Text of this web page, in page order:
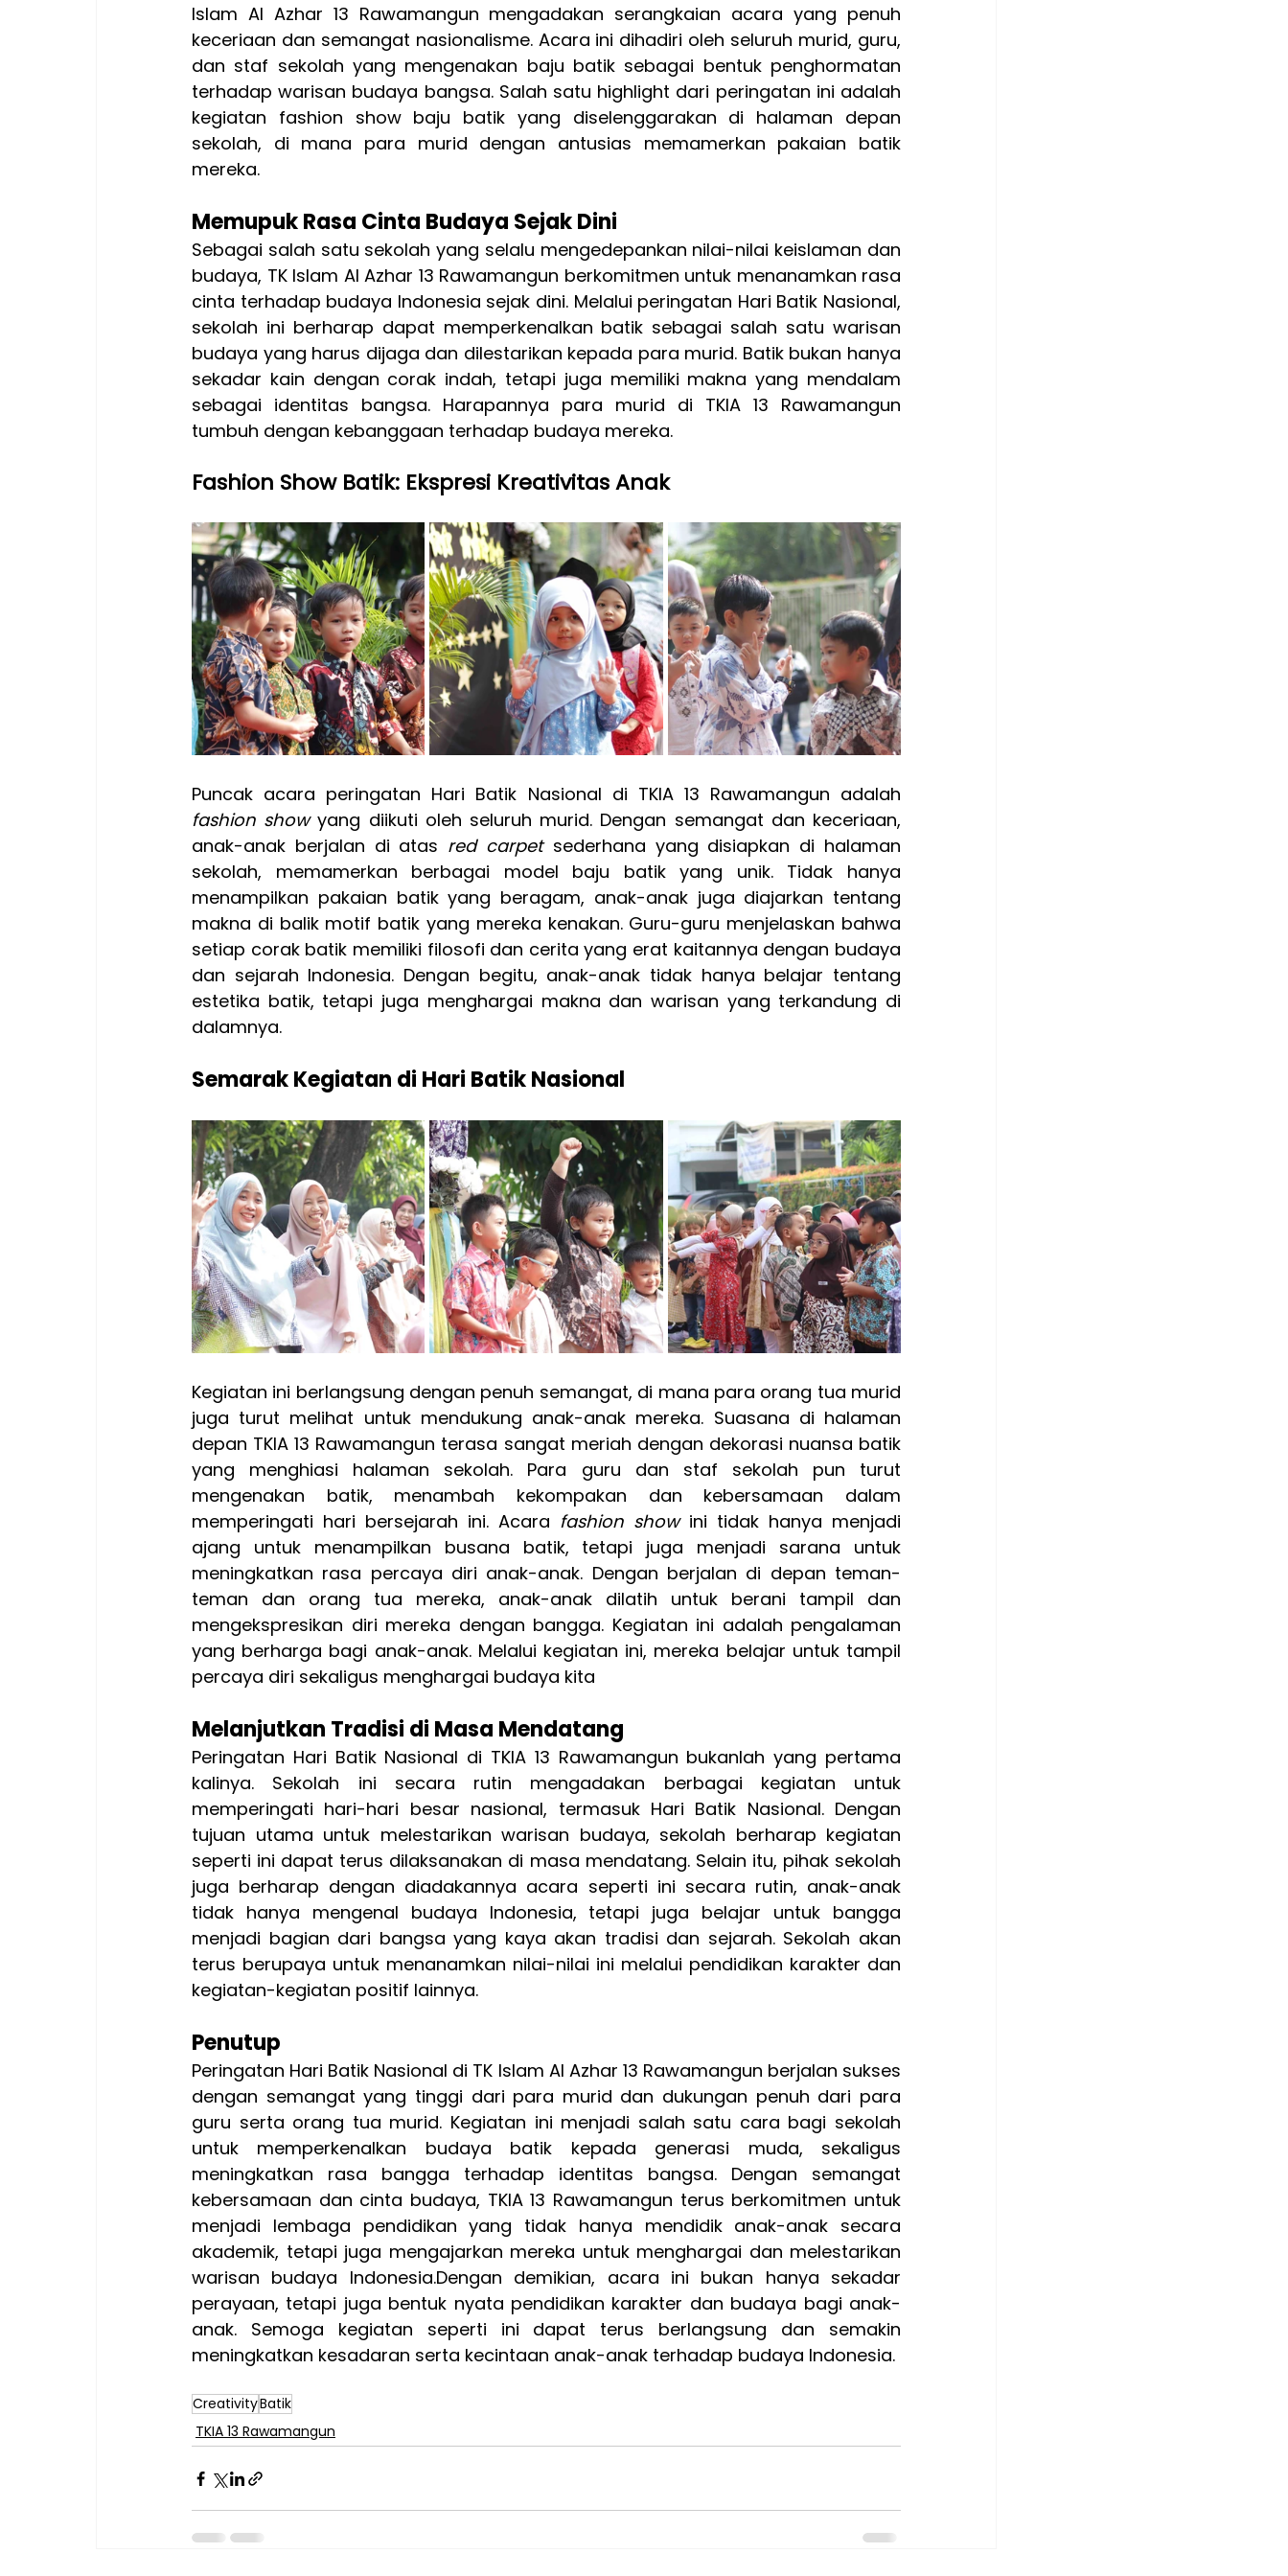
Islam Al Azhar 13 Rawamangun mengadakan serangkaian acara yang penuh
keceriaan dan semangat nasionalisme. Acara ini dihadiri oleh seluruh murid, guru,
dan staf sekolah yang mengenakan baju batik sebagai bentuk penghormatan
terhadap warisan budaya bangsa. Salah satu highlight dari peringatan ini adalah
kegiatan fashion show baju batik yang diselenggarakan di halaman depan
sekolah, di mana para murid dengan antusias memamerkan pakaian batik
mereka.
Memupuk Rasa Cinta Budaya Sejak Dini
Sebagai salah satu sekolah yang selalu mengedepankan nilai-nilai keislaman dan
budaya, TK Islam Al Azhar 13 Rawamangun berkomitmen untuk menanamkan rasa
cinta terhadap budaya Indonesia sejak dini. Melalui peringatan Hari Batik Nasional,
sekolah ini berharap dapat memperkenalkan batik sebagai salah satu warisan
budaya yang harus dijaga dan dilestarikan kepada para murid. Batik bukan hanya
sekadar kain dengan corak indah, tetapi juga memiliki makna yang mendalam
sebagai identitas bangsa. Harapannya para murid di TKIA 13 Rawamangun
tumbuh dengan kebanggaan terhadap budaya mereka.
Fashion Show Batik: Ekspresi Kreativitas Anak
fashion show yang diikuti oleh seluruh murid. Dengan semangat dan keceriaan,
anak-anak berjalan di atas red carpet sederhana yang disiapkan di halaman
sekolah, memamerkan berbagai model baju batik yang unik. Tidak hanya
menampilkan pakaian batik yang beragam, anak-anak juga diajarkan tentang
makna di balik motif batik yang mereka kenakan. Guru-guru menjelaskan bahwa
setiap corak batik memiliki filosofi dan cerita yang erat kaitannya dengan budaya
dan sejarah Indonesia. Dengan begitu, anak-anak tidak hanya belajar tentang
estetika batik, tetapi juga menghargai makna dan warisan yang terkandung di
dalamnya.
Semarak Kegiatan di Hari Batik Nasional
Kegiatan ini berlangsung dengan penuh semangat, di mana para orang tua murid
juga turut melihat untuk mendukung anak-anak mereka. Suasana di halaman
depan TKIA 13 Rawamangun terasa sangat meriah dengan dekorasi nuansa batik
yang menghiasi halaman sekolah. Para guru dan staf sekolah pun turut
mengenakan batik, menambah kekompakan dan kebersamaan dalam
memperingati hari bersejarah ini. Acara fashion show ini tidak hanya menjadi
ajang untuk menampilkan busana batik, tetapi juga menjadi sarana untuk
meningkatkan rasa percaya diri anak-anak. Dengan berjalan di depan teman-
teman dan orang tua mereka, anak-anak dilatih untuk berani tampil dan
mengekspresikan diri mereka dengan bangga. Kegiatan ini adalah pengalaman
yang berharga bagi anak-anak. Melalui kegiatan ini, mereka belajar untuk tampil
percaya diri sekaligus menghargai budaya kita
Melanjutkan Tradisi di Masa Mendatang
Peringatan Hari Batik Nasional di TKIA 13 Rawamangun bukanlah yang pertama
kalinya. Sekolah ini secara rutin mengadakan berbagai kegiatan untuk
memperingati hari-hari besar nasional, termasuk Hari Batik Nasional. Dengan
tujuan utama untuk melestarikan warisan budaya, sekolah berharap kegiatan
seperti ini dapat terus dilaksanakan di masa mendatang. Selain itu, pihak sekolah
juga berharap dengan diadakannya acara seperti ini secara rutin, anak-anak
tidak hanya mengenal budaya Indonesia, tetapi juga belajar untuk bangga
menjadi bagian dari bangsa yang kaya akan tradisi dan sejarah. Sekolah akan
terus berupaya untuk menanamkan nilai-nilai ini melalui pendidikan karakter dan
kegiatan-kegiatan positif lainnya.
Penutup
Peringatan Hari Batik Nasional di TK Islam Al Azhar 13 Rawamangun berjalan sukses
dengan semangat yang tinggi dari para murid dan dukungan penuh dari para
guru serta orang tua murid. Kegiatan ini menjadi salah satu cara bagi sekolah
untuk memperkenalkan budaya batik kepada generasi muda, sekaligus
meningkatkan rasa bangga terhadap identitas bangsa. Dengan semangat
kebersamaan dan cinta budaya, TKIA 13 Rawamangun terus berkomitmen untuk
menjadi lembaga pendidikan yang tidak hanya mendidik anak-anak secara
akademik, tetapi juga mengajarkan mereka untuk menghargai dan melestarikan
warisan budaya Indonesia.Dengan demikian, acara ini bukan hanya sekadar
perayaan, tetapi juga bentuk nyata pendidikan karakter dan budaya bagi anak-
anak. Semoga kegiatan seperti ini dapat terus berlangsung dan semakin
meningkatkan kesadaran serta kecintaan anak-anak terhadap budaya Indonesia.
CreativityBatik
TKIA 13 Rawamangun